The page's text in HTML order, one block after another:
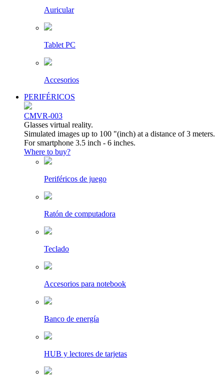
Auricular
Tablet PC
Accesorios
PERIFÉRICOS
CMVR-003
Glasses virtual reality.
Simulated images up to 100 "(inch) at a distance of 3 meters.
For smartphone 3.5 inch - 6 inches.
Where to buy?
Periféricos de juego
Ratón de computadora
Teclado
Accesorios para notebook
Banco de energía
HUB y lectores de tarjetas